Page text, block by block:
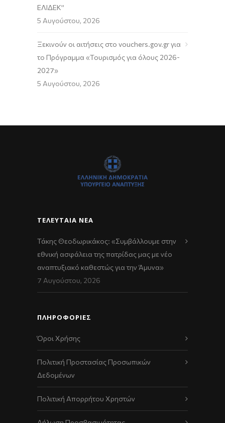
ΕΛΙΔΕΚ”
5 Αυγούστου, 2026
Ξεκινούν οι αιτήσεις στο vouchers.gov.gr για
το Πρόγραμμα «Τουρισμός για όλους 2026-
2027»
5 Αυγούστου, 2026
ΤΕΛΕΥΤΑΊΑ ΝΈΑ
Τάκης Θεοδωρικάκος: «Συμβάλλουμε στην
εθνική ασφάλεια της πατρίδας μας με νέο
αναπτυξιακό καθεστώς για την Άμυνα»
7 Αυγούστου, 2026
ΠΛΗΡΟΦΟΡΙΕΣ
Όροι Χρήσης
Πολιτική Προστασίας Προσωπικών
Δεδομένων
Πολιτική Απορρήτου Χρηστών